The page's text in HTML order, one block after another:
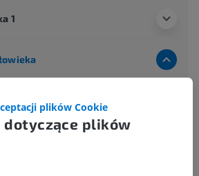
1
ośrodkowego układu
mózgowia>
przednia
dotyczące plików
plików Cookie